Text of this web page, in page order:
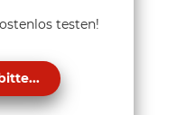
testen!